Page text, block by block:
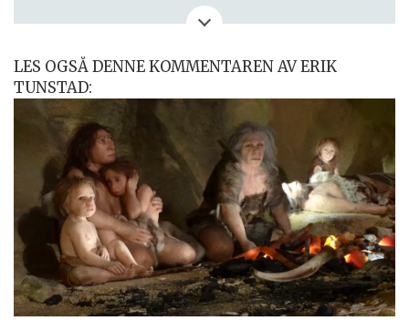
eller kritikk? Eller tips om noe vi bør skrive
LES OGSÅ DENNE KOMMENTAREN AV ERIK
TUNSTAD: